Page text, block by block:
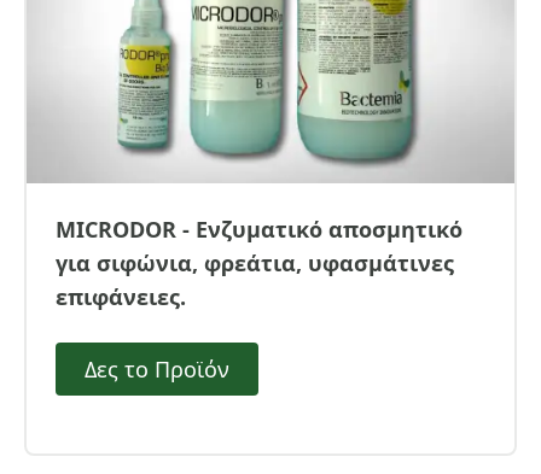
MICRODOR - Ενζυματικό αποσμητικό
για σιφώνια, φρεάτια, υφασμάτινες
επιφάνειες.
Δες το Προϊόν